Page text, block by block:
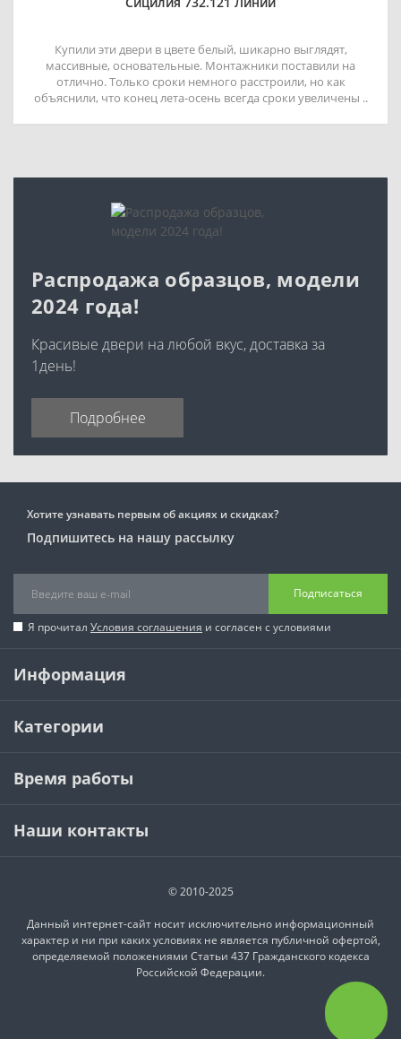
Купили эти двери в цвете белый, шикарно выглядят,
массивные, основательные. Монтажники поставили на
отлично. Только сроки немного расстроили, но как
объяснили, что конец лета-осень всегда сроки увеличены ..
Распродажа образцов, модели
2024 года!
Красивые двери на любой вкус, доставка за
1день!
Подробнее
Хотите узнавать первым об акциях и скидках?
Подпишитесь на нашу рассылку
Подписаться
Я прочитал Условия соглашения и согласен с условиями
Информация
Категории
Время работы
Наши контакты
© 2010-2025
Данный интернет-сайт носит исключительно информационный
характер и ни при каких условиях не является публичной офертой,
определяемой положениями Статьи 437 Гражданского кодекса
Российской Федерации.